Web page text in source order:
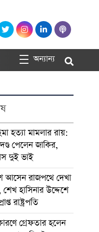
অন্যান্য
হত্যা মামলার রায়:
পেলেন জাকির,
দুই ভাই
আসেন রাজপথে দেখা
শেখ হাসিনার উদ্দেশে
রাষ্ট্রপতি
গ্রেফতার হলেন